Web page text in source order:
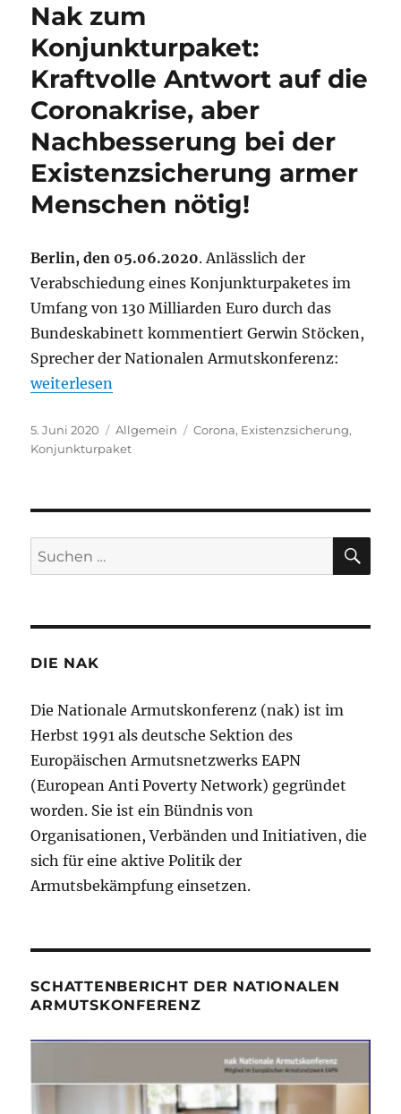
Nak zum
Konjunkturpaket:
Kraftvolle Antwort auf die
Coronakrise, aber
Nachbesserung bei der
Existenzsicherung armer
Menschen nötig!
Berlin, den 05.06.2020. Anlässlich der
Verabschiedung eines Konjunkturpaketes im
Umfang von 130 Milliarden Euro durch das
Bundeskabinett kommentiert Gerwin Stöcken,
Sprecher der Nationalen Armutskonferenz:
„Nak zum Konjunkturpaket: Kraftvolle Antwort auf
weiterlesen
Veröffentlicht
am
5. Juni 2020 Kategorien
Allgemein Schlagwörter
Corona, Existenzsicherung,
Konjunkturpaket
Suchen
nach:
DIE NAK
Die Nationale Armutskonferenz (nak) ist im
Herbst 1991 als deutsche Sektion des
Europäischen Armutsnetzwerks EAPN
(European Anti Poverty Network) gegründet
worden. Sie ist ein Bündnis von
Organisationen, Verbänden und Initiativen, die
sich für eine aktive Politik der
Armutsbekämpfung einsetzen.
SCHATTENBERICHT DER NATIONALEN
ARMUTSKONFERENZ